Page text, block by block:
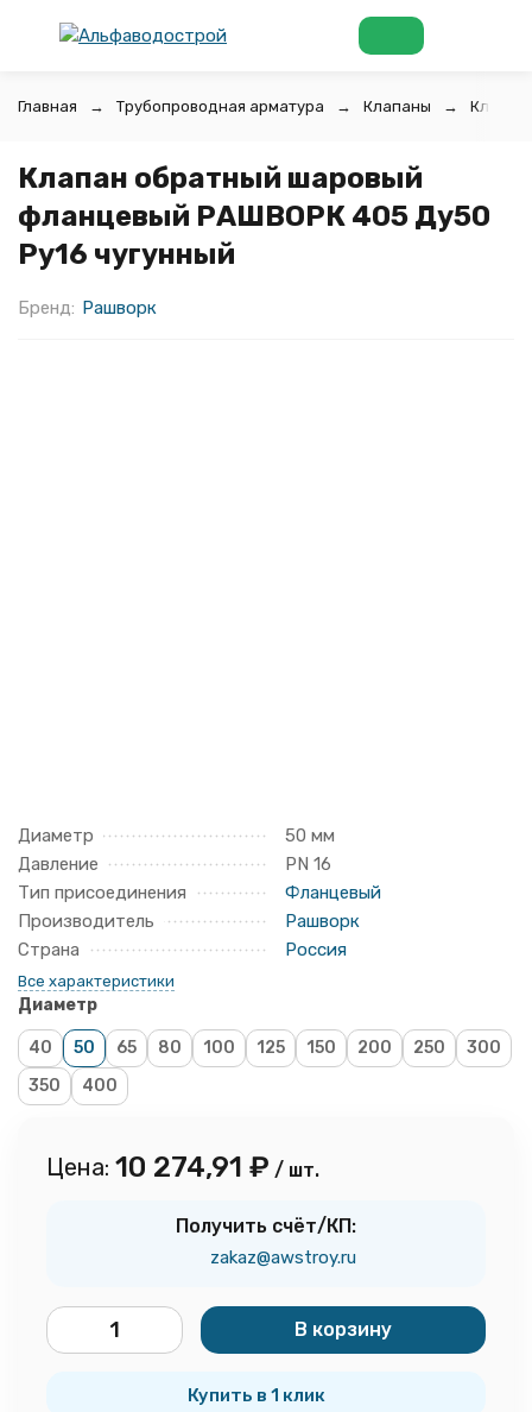
Главная Трубопроводная арматура Клапаны
Клапан обратный шаровый
фланцевый РАШВОРК 405 Ду50
Ру16 чугунный
Бренд: Рашворк
Диаметр
50 мм
Давление
PN 16
Тип присоединения
Фланцевый
Производитель
Рашворк
Страна
Россия
Все характеристики
Диаметр
40 50 65 80 100 125 150 200 250
300
350
400
Цена: 10 274,91 ₽ / шт.
Получить счёт/КП:
zakaz@awstroy.ru
В корзину
Купить в 1 клик